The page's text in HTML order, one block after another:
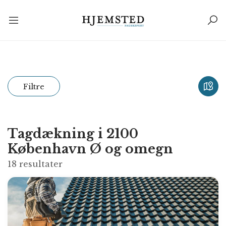
Filtre
Tagdækning i 2100
København Ø og omegn
18 resultater